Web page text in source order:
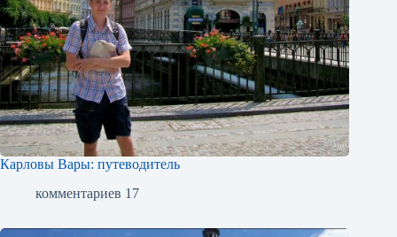
Карловы Вары: путеводитель
комментариев 17